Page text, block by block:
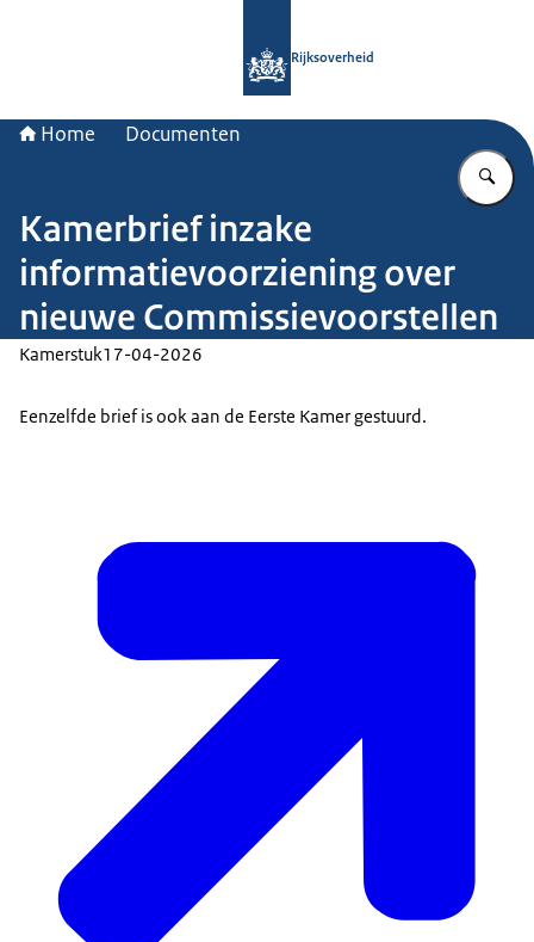
Rijksoverheid
Home Documenten
Kamerbrief inzake
informatievoorziening over
nieuwe Commissievoorstellen
Kamerstuk17-04-2026
Eenzelfde brief is ook aan de Eerste Kamer gestuurd.